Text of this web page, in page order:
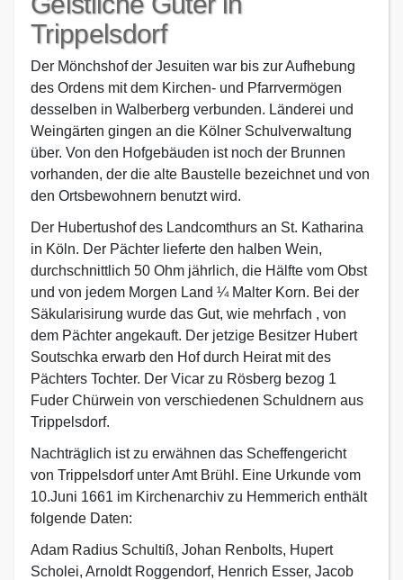
Trippelsdorf
Der Mönchshof der Jesuiten war bis zur Aufhebung
des Ordens mit dem Kirchen- und Pfarrvermögen
desselben in Walberberg verbunden. Länderei und
Weingärten gingen an die Kölner Schulverwaltung
über. Von den Hofgebäuden ist noch der Brunnen
vorhanden, der die alte Baustelle bezeichnet und von
den Ortsbewohnern benutzt wird.
Der Hubertushof des Landcomthurs an St. Katharina
in Köln. Der Pächter lieferte den halben Wein,
durchschnittlich 50 Ohm jährlich, die Hälfte vom Obst
und von jedem Morgen Land ¼ Malter Korn. Bei der
Säkularisirung wurde das Gut, wie mehrfach , von
dem Pächter angekauft. Der jetzige Besitzer Hubert
Soutschka erwarb den Hof durch Heirat mit des
Pächters Tochter. Der Vicar zu Rösberg bezog 1
Fuder Chürwein von verschiedenen Schuldnern aus
Trippelsdorf.
Nachträglich ist zu erwähnen das Scheffengericht
von Trippelsdorf unter Amt Brühl. Eine Urkunde vom
10.Juni 1661 im Kirchenarchiv zu Hemmerich enthält
folgende Daten:
Adam Radius Schultiß, Johan Renbolts, Hupert
Scholei, Arnoldt Roggendorf, Henrich Esser, Jacob